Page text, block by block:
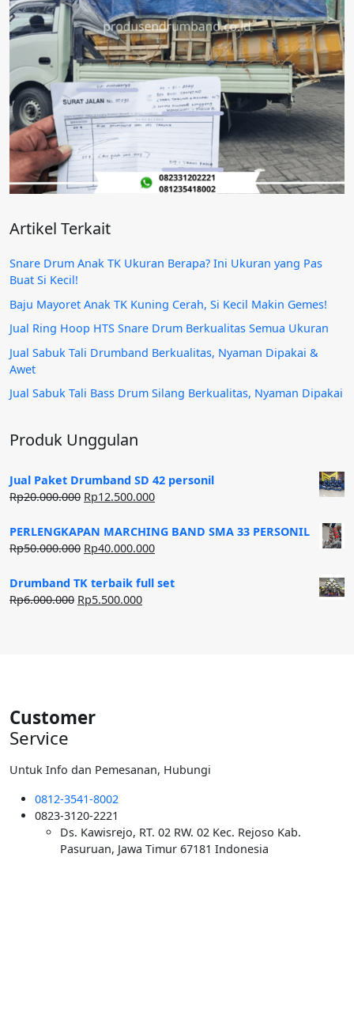
Artikel Terkait
Snare Drum Anak TK Ukuran Berapa? Ini Ukuran yang Pas
Buat Si Kecil!
Baju Mayoret Anak TK Kuning Cerah, Si Kecil Makin Gemes!
Jual Ring Hoop HTS Snare Drum Berkualitas Semua Ukuran
Jual Sabuk Tali Drumband Berkualitas, Nyaman Dipakai &
Awet
Jual Sabuk Tali Bass Drum Silang Berkualitas, Nyaman Dipakai
Produk Unggulan
Jual Paket Drumband SD 42 personil
Rp20.000.000 Harga
adalah:
Rp20.000.000.
Rp12.500.000Harga
ini
adalah:
PERLENGKAPAN MARCHING BAND SMA 33 PERSONIL
Rp50.000.000 Harga
adalah:
Rp50.000.000.
Rp40.000.000Harga
ini
Drumband TK terbaik full set
Rp6.000.000 Harga
Rp5.500.000Harga
Customer
Service
Untuk Info dan Pemesanan, Hubungi
0812-3541-8002
0823-3120-2221
Ds. Kawisrejo, RT. 02 RW. 02 Kec. Rejoso Kab.
Pasuruan, Jawa Timur 67181 Indonesia